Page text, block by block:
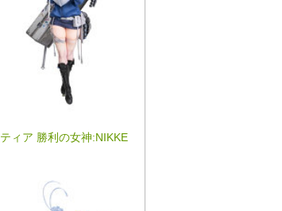
ティア 勝利の女神:NIKKE